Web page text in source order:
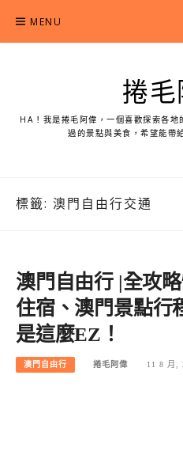
content
MENU
捲毛
HA！我是捲毛阿偉，一個喜歡探索各
過的景點與美食，希望能帶
標籤: 澳門自由行交通
澳門自由行 |全攻
住宿、澳門景點行
是這麼EZ！
澳門自由行 捲毛阿偉 11 8 月,